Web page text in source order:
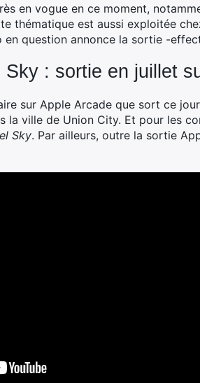
en vogue en ce moment,
thématique est aussi exploitée
question annonce la sortie -
Sky : sortie en juillet
sur Apple Arcade que sort ce
la ville de Union City. Et pour les
Sky. Par ailleurs, outre la sortie